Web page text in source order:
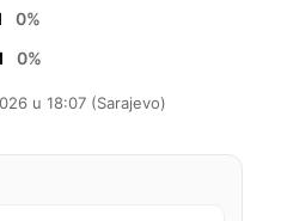
0%
0%
u 18:07 (Sarajevo)